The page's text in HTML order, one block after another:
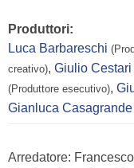
Produttori:
Luca Barbareschi
creativo), Giulio Cestari
(Produttore esecutivo),
Gianluca Casagrande
Arredatore: